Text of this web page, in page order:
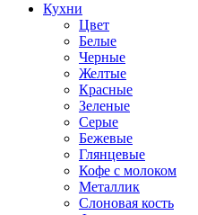
Кухни
Цвет
Белые
Черные
Желтые
Красные
Зеленые
Серые
Бежевые
Глянцевые
Кофе с молоком
Металлик
Слоновая кость